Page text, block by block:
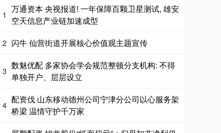
1
万通资本 央视报道! 一年保障百颗卫星测试, 雄安
空天信息产业链加速成型
2 闪牛 仙营街道开展核心价值观主题宣传
3
数魅优配 多家协会学会规范整顿分支机构: 不得
单独开户、层层设立
4
配资伐 山东移动德州公司宁津分公司以心服务架
桥梁 温情守护千万家